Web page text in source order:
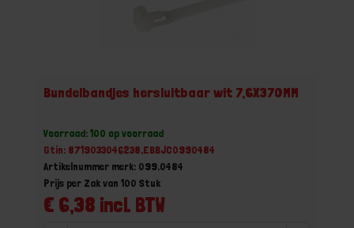
Bundelbandjes hersluitbaar wit 7,6X370MM
Voorraad: 100 op voorraad
Gtin: 8719033046238,EBBJC0990484
Artikelnummer merk: 099.0484
€ 6,38 incl. BTW
Prijs per Zak van 100 Stuk